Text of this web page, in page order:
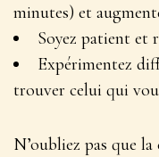
minutes) et
Soyez patient et
Expérimentez
trouver celui qui
N’oubliez pas que la